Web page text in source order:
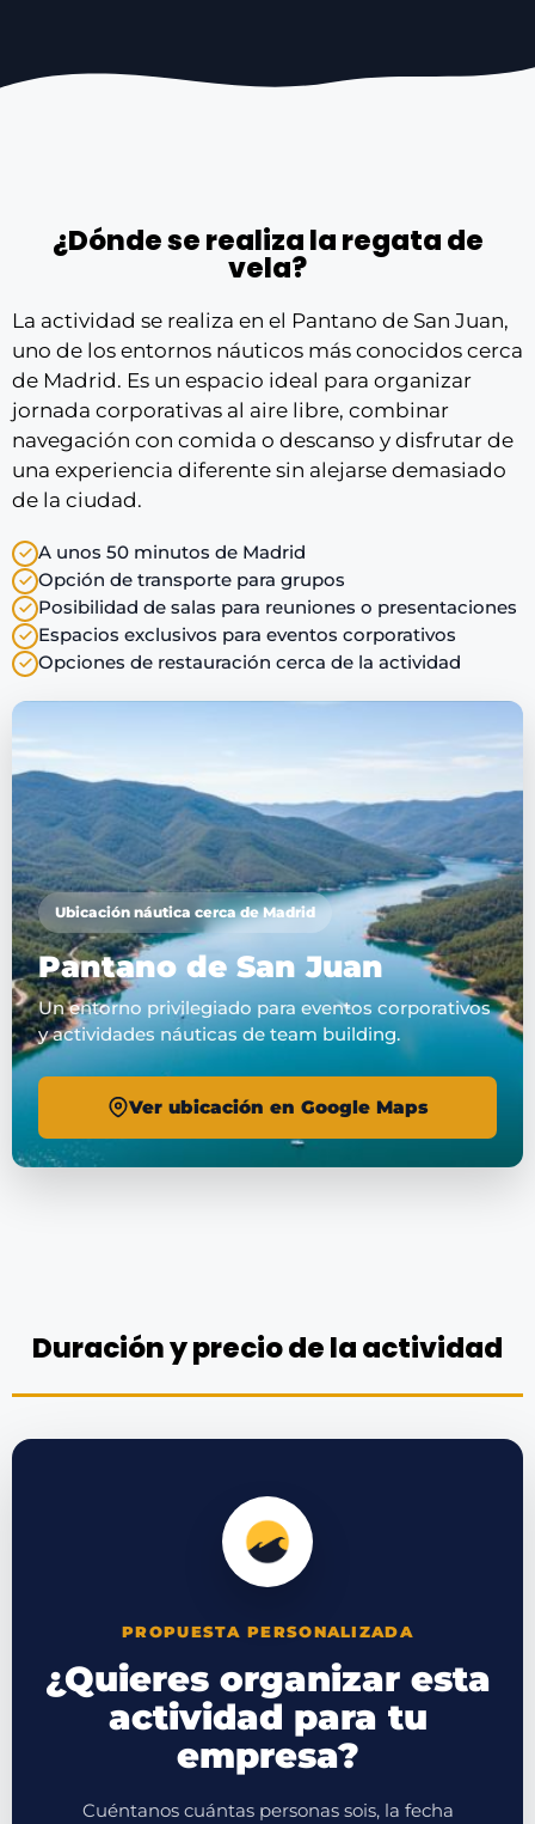
¿Dónde se realiza la regata de
vela?
La actividad se realiza en el Pantano de San Juan,
uno de los entornos náuticos más conocidos cerca
de Madrid. Es un espacio ideal para organizar
jornada corporativas al aire libre, combinar
navegación con comida o descanso y disfrutar de
una experiencia diferente sin alejarse demasiado
de la ciudad.
A unos 50 minutos de Madrid
Opción de transporte para grupos
Posibilidad de salas para reuniones o presentaciones
Espacios exclusivos para eventos corporativos
Opciones de restauración cerca de la actividad
Ubicación náutica cerca de Madrid
Pantano de San Juan
Un entorno privilegiado para eventos corporativos
y actividades náuticas de team building.
Ver ubicación en Google Maps
Duración y precio de la actividad
PROPUESTA PERSONALIZADA
¿Quieres organizar esta
actividad para tu
empresa?
Cuéntanos cuántas personas sois, la fecha